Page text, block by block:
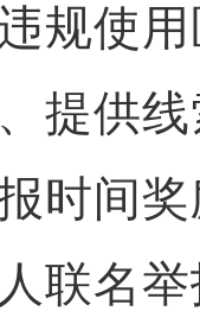
规使
提供
时间
联名